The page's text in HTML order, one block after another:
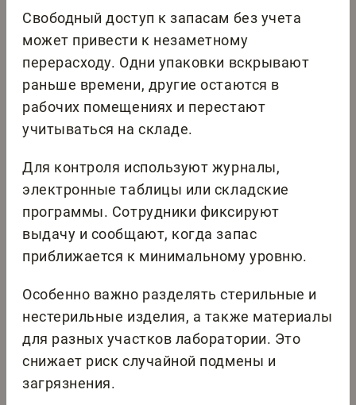
Свободный доступ к запасам без учета
может привести к незаметному
перерасходу. Одни упаковки вскрывают
раньше времени, другие остаются в
рабочих помещениях и перестают
учитываться на складе.
Для контроля используют журналы,
электронные таблицы или складские
программы. Сотрудники фиксируют
выдачу и сообщают, когда запас
приближается к минимальному уровню.
Особенно важно разделять стерильные и
нестерильные изделия, а также материалы
для разных участков лаборатории. Это
снижает риск случайной подмены и
загрязнения.